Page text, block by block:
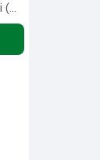
Întrebări frecvente și răspunsuri (FAQ) pentru studenți